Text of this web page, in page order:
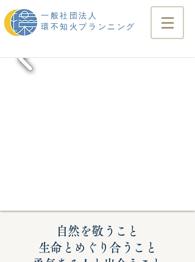
一般社団法人
​環不知火プランニング
自然を敬うこと
生命とめぐり合うこと